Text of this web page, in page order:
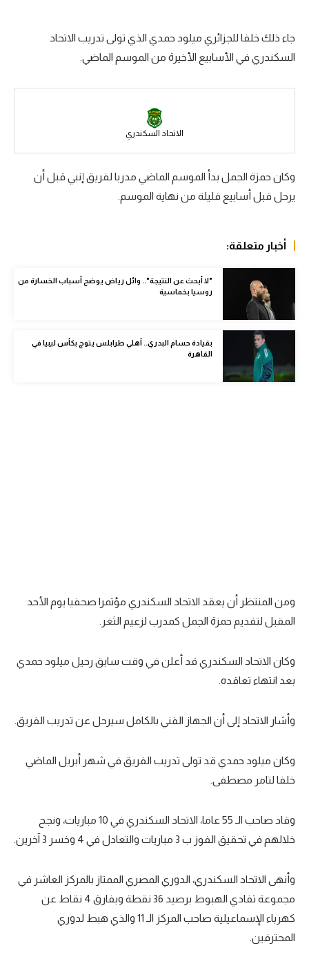
منتخب مصر
سعودي في الجول
دوري أبطال أوروبا
القسم الثاني
رياضات أخرى
كرة سلة
كرة يد
كرة طائرة
الوطن العربي
ميركاتو
تحقيق في الجول
تقرير في الجول
تحليل في الجول
حكايات في الجول
فيديو في الجول
جاء ذلك خلفا للجزائري ميلود حمدي الذي تولى تدريب الاتحاد
السكندري في الأسابيع الأخيرة من الموسم الماضي.
الاتحاد السكندري
وكان حمزة الجمل بدأ الموسم الماضي مدربا لفريق إنبي قبل أن
يرحل قبل أسابيع قليلة من نهاية الموسم.
أخبار متعلقة:
"لا أبحث عن النتيجة".. وائل رياض يوضح أسباب الخسارة من
روسيا بخماسية
بقيادة حسام البدري.. أهلي طرابلس يتوج بكأس ليبيا في
القاهرة
ومن المنتظر أن يعقد الاتحاد السكندري مؤتمرا صحفيا يوم الأحد
المقبل لتقديم حمزة الجمل كمدرب لزعيم الثغر.
وكان الاتحاد السكندري قد أعلن في وقت سابق رحيل ميلود حمدي
بعد انتهاء تعاقده.
وأشار الاتحاد إلى أن الجهاز الفني بالكامل سيرحل عن تدريب الفريق.
وكان ميلود حمدي قد تولى تدريب الفريق في شهر أبريل الماضي
خلفا لتامر مصطفى.
وقاد صاحب الـ 55 عاما، الاتحاد السكندري في 10 مباريات، ونجح
خلالهم في تحقيق الفوز ب 3 مباريات والتعادل في 4 وخسر 3 آخرين.
وأنهى الاتحاد السكندري، الدوري المصري الممتاز بالمركز العاشر في
مجموعة تفادي الهبوط برصيد 36 نقطة وبفارق 4 نقاط عن
كهرباء الإسماعيلية صاحب المركز الـ 11 والذي هبط لدوري
المحترفين.